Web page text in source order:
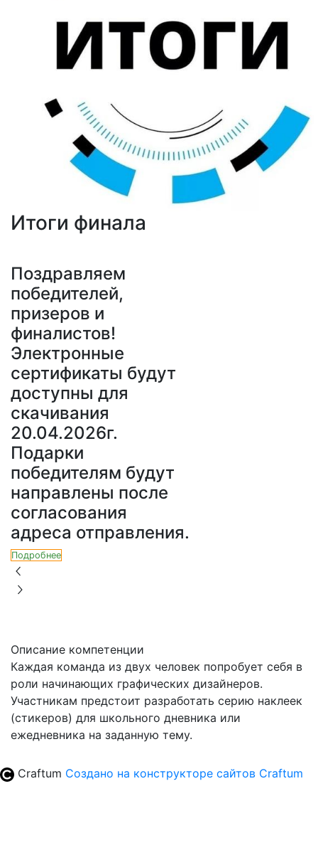
Итоги финала
Поздравляем
победителей,
призеров и
финалистов!
Электронные
сертификаты будут
доступны для
скачивания
20.04.2026г.
Подарки
победителям будут
направлены после
согласования
адреса отправления.
Подробнее
Описание компетенции
Каждая команда из двух человек попробует себя в
роли начинающих графических дизайнеров.
Участникам предстоит разработать серию наклеек
(стикеров) для школьного дневника или
ежедневника на заданную тему.
Craftum Создано на конструкторе сайтов Craftum